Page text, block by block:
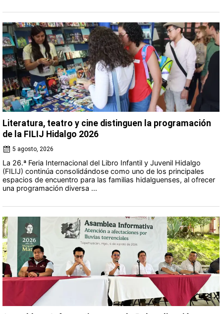
Literatura, teatro y cine distinguen la programación
de la FILIJ Hidalgo 2026
5 agosto, 2026
La 26.ª Feria Internacional del Libro Infantil y Juvenil Hidalgo
(FILIJ) continúa consolidándose como uno de los principales
espacios de encuentro para las familias hidalguenses, al ofrecer
una programación diversa ...